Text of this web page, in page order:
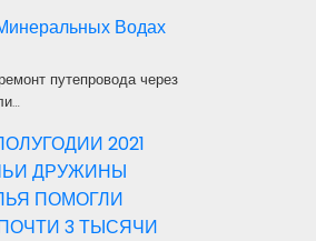
Водах
путепровода через
2021
ДРУЖИНЫ
ПОМОГЛИ
3 ТЫСЯЧИ